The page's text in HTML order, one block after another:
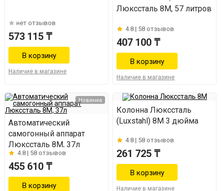
нет отзывов
573 115 ₸
Наличие в магазине
Люкссталь 8М, 57 литров
4.8 | 58 отзывов
407 100 ₸
Наличие в магазине
Новинка
Автоматический
самогонный аппарат
Люкссталь 8М, 37л
4.8 | 58 отзывов
455 610 ₸
Колонна Люкссталь
(Luxstahl) 8М 3 дюйма
4.8 | 58 отзывов
261 725 ₸
Наличие в магазине